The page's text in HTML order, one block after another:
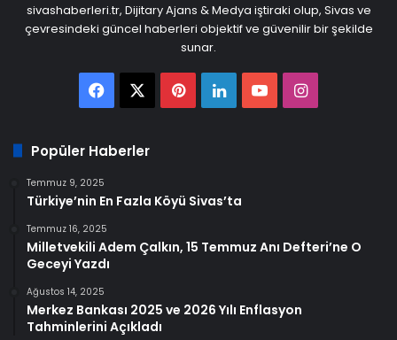
sivashaberleri.tr, Dijitary Ajans & Medya iştiraki olup, Sivas ve
çevresindeki güncel haberleri objektif ve güvenilir bir şekilde
sunar.
FacebookPinterest
LinkedInYouTubeInstagram
Popüler Haberler
Temmuz 9, 2025
Türkiye’nin En Fazla Köyü Sivas’ta
Temmuz 16, 2025
Milletvekili Adem Çalkın, 15 Temmuz Anı Defteri’ne O
Geceyi Yazdı
Ağustos 14, 2025
Merkez Bankası 2025 ve 2026 Yılı Enflasyon
Tahminlerini Açıkladı